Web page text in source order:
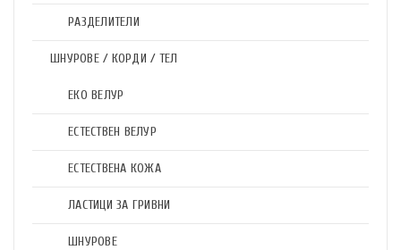
РАЗДЕЛИТЕЛИ
ШНУРОВЕ / КОРДИ / ТЕЛ
ЕКО ВЕЛУР
ЕСТЕСТВЕН ВЕЛУР
ЕСТЕСТВЕНА КОЖА
ЛАСТИЦИ ЗА ГРИВНИ
ШНУРОВЕ